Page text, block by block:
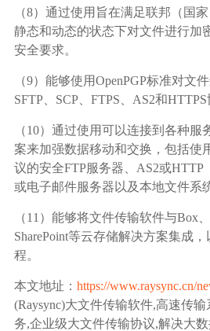
（8）通过使用旨在满足联邦（国
静态和动态的状态下对文件进行加
安全要求。
（9）能够使用OpenPGP标准对文
SFTP、SCP、FTPS、AS2和
（10）通过使用可以连接到各种
案来加强数据移动和交换，包括使
议的安全FTP服务器、AS2或HTTP
或电子邮件服务器以及本地文件系
（11）能够将文件传输软件与Box
SharePoint等云存储解决方案集成
程。
本文地址： https://www.raysync.cn/
(Raysync)大文件传输软件,高速传
务,企业级大文件传输协议,解决大